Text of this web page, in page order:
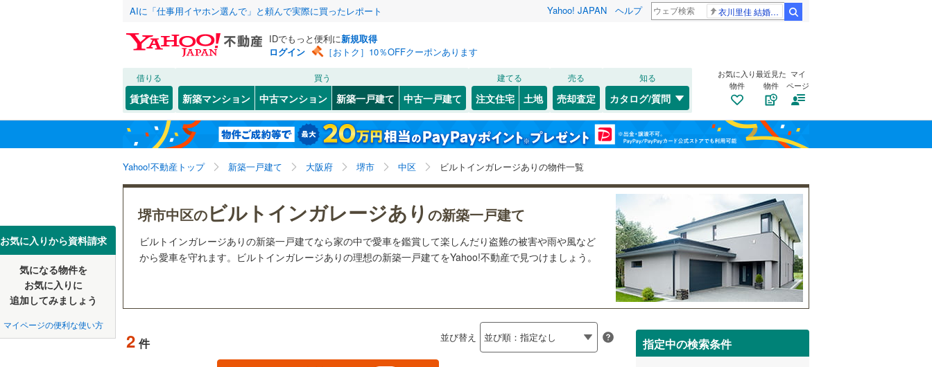
AIに「仕事用イヤホン選んで」と頼んで実際に買ったレポート Yahoo! JAPAN ヘルプ 衣川里佳 結婚発表
IDでもっと便利に新規取得
ログイン
［おトク］10％OFFクーポンあります
借りる
賃貸住宅
買う
新築マンション 中古マンション 新築一戸建て 中古一戸建て
建てる
注文住宅 土地
売る
売却査定
知る
カタログ/質問
お気に入り
物件
最近見た
物件
マイ
ページ
Yahoo!不動産トップ 新築一戸建て 大阪府 堺市 中区 ビルトインガレージありの物件一覧
お気に入りから資料請求
気になる物件を
お気に入りに
追加してみましょう
マイページの便利な使い方
堺市中区のビルトインガレージあり の新築一戸建て
ビルトインガレージありの新築一戸建てなら家の中で愛車を鑑賞して楽しんだり盗難の被害や雨や風など
から愛車を守れます。ビルトインガレージありの理想の新築一戸建てをYahoo!不動産で見つけましょう。
2 件 並び替え 指定中の検索条件
北海道 北海道
東北 青森 岩手 宮城 秋田 山形 福島
関東 東京 神奈川 埼玉 千葉 茨城
新潟 富山
東海 愛知 岐阜 静岡 三重
和歌山
中国 鳥取 島根 岡山 広島 山口
高知
大阪市 都島区(0) 福島区(0) 此花区(0)
西淀川区(0) 東淀川区(0) 旭区(0)
淀川区
0) 北区 (0)
東成区
) 城東区( 2) 鶴見区(0)
中央区( 0) 天王寺区(0) 生野区(0)
西成区(0) 住之江区(0) 平野区(4)
中区( 2) 東区(4)
深井中町(1) 福田(1)
JR 東海道本線（JR西日本）(0) 関西本線（JR西日本） (0) 大阪環状線(
桜島線(0) 福知山線(0) 片町線(0)
阪和線(1) 関西空港線 (0) 東西線(0)
おおさか東線(0 東海道新幹線(0)
OsakaMetro長堀鶴見緑地線( 0) OsakaMetro御堂筋線(0)
OsakaMetro中央線(0
OsakaMetro千日前線(0) OsakaMetro堺筋線(0 )
近鉄信貴線(0)
近鉄西信貴ケーブル( 0) 京阪本線(0)
こだわり条件 設備
床暖房（0） オール電化（1） トイレ２か所（2）
駐車場2台以上（0） ビルトインガレージ（2） 太陽光発電システム（0）
ＴＶモニタ付インターホン
（2）
防犯カメラ （0）
配置、向き、建ち方、日当たり
前道6m以上（ 0） 角地（0） 南道路（2）
LD
（2）
検索条件を保存しました
この検索条件の新着物件通知は、 マイページから設定できます。
大阪府、堺市中区、価格未定を含む、建築条件付き土地
を含む、間取り未定を含む、ビルトインガレージ
検索条件を保存する
閉じる お気に入りリストを見る
閉じる
閉じる お気に入りリストを見る
閉じる